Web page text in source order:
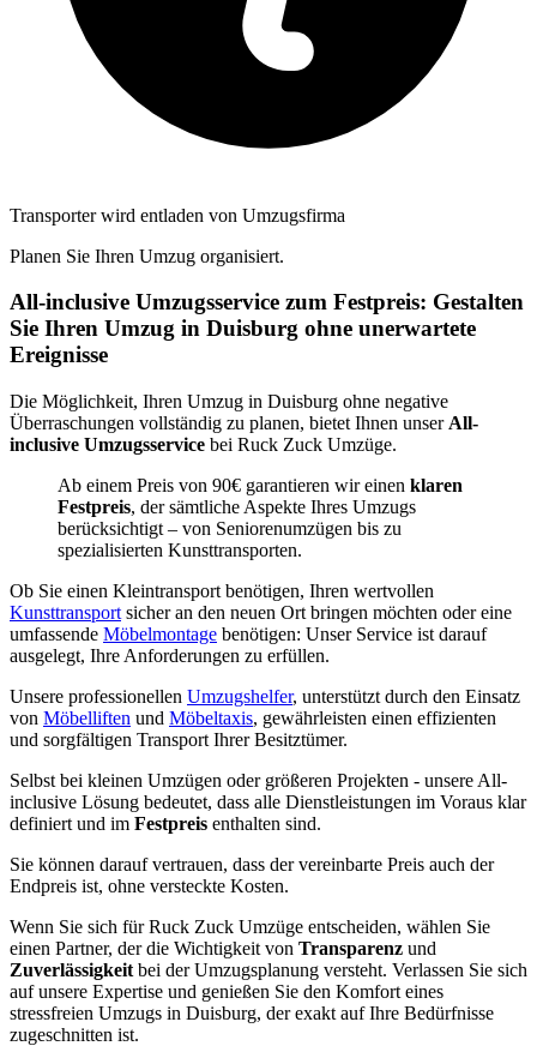
Transporter wird entladen von Umzugsfirma
Planen Sie Ihren Umzug organisiert.
All-inclusive Umzugsservice zum Festpreis: Gestalten
Sie Ihren Umzug in Duisburg ohne unerwartete
Ereignisse
Die Möglichkeit, Ihren Umzug in Duisburg ohne negative
Überraschungen vollständig zu planen, bietet Ihnen unser All-
inclusive Umzugsservice bei Ruck Zuck Umzüge.
Ab einem Preis von 90€ garantieren wir einen klaren
Festpreis, der sämtliche Aspekte Ihres Umzugs
berücksichtigt – von Seniorenumzügen bis zu
spezialisierten Kunsttransporten.
Ob Sie einen Kleintransport benötigen, Ihren wertvollen
Kunsttransport sicher an den neuen Ort bringen möchten oder eine
umfassende Möbelmontage benötigen: Unser Service ist darauf
ausgelegt, Ihre Anforderungen zu erfüllen.
Unsere professionellen Umzugshelfer, unterstützt durch den Einsatz
von Möbelliften und Möbeltaxis, gewährleisten einen effizienten
und sorgfältigen Transport Ihrer Besitztümer.
Selbst bei kleinen Umzügen oder größeren Projekten - unsere All-
inclusive Lösung bedeutet, dass alle Dienstleistungen im Voraus klar
definiert und im Festpreis enthalten sind.
Sie können darauf vertrauen, dass der vereinbarte Preis auch der
Endpreis ist, ohne versteckte Kosten.
Wenn Sie sich für Ruck Zuck Umzüge entscheiden, wählen Sie
einen Partner, der die Wichtigkeit von Transparenz und
Zuverlässigkeit bei der Umzugsplanung versteht. Verlassen Sie sich
auf unsere Expertise und genießen Sie den Komfort eines
stressfreien Umzugs in Duisburg, der exakt auf Ihre Bedürfnisse
zugeschnitten ist.